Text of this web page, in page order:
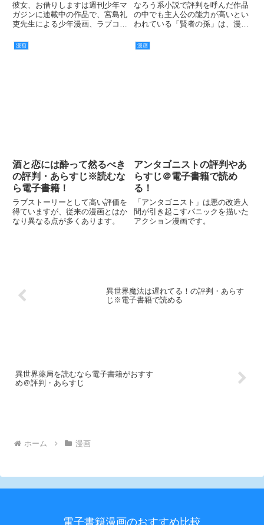
彼女、お借りしますは週刊少年マ
ガジンに連載中の作品で、宮島礼
吏先生による少年漫画、ラブコメ
なろう系小説で評判を呼んだ作品
の中でも主人公の能力が高いとい
われている「賢者の孫」は、漫画
したといわれています。
漫画
酒と恋には酔って然るべき
の評判・あらすじ※読むな
ら電子書籍！
ラブストーリーとして高い評価を
得ていますが、従来の漫画とはか
なり異なる点が多くあります。
漫画
アンタゴニストの評判やあ
らすじ＠電子書籍で読め
る！
「アンタゴニスト」は悪の改造人
間が引き起こすパニックを描いた
アクション漫画です。
異世界魔法は遅れてる！の評判・あらす
じ※電子書籍で読める
異世界薬局を読むなら電子書籍がおすす
め＠評判・あらすじ
ホーム 漫画
電子書籍漫画のおすすめ比較